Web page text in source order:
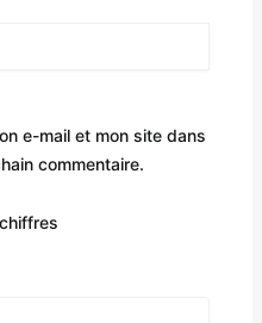
e-mail et mon site dans
commentaire.